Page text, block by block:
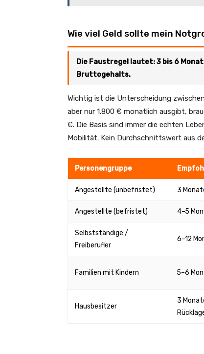
Wie viel Geld sollte mein
Die Faustregel lautet: 3 bis 6
Bruttogehalts.
Wichtig ist die Unterscheidung
aber nur 1.800 € monatlich ausgibt,
€. Die Basis sind immer die echten
Mobilität. Kein Durchschnittswert aus
Personengruppe
Angestellte (unbefristet) 3
Angestellte (befristet) 4–5
Selbstständige /
Freiberufler
6–12
Familien mit Kindern 5–6
Hausbesitzer
3